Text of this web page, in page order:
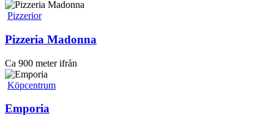
Pizzerior
Pizzeria Madonna
Ca 900 meter ifrån
Köpcentrum
Emporia